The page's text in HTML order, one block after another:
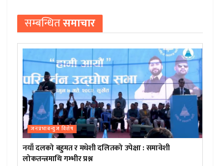
सम्बन्धितसमाचार
जनप्रभाबन्युज विशेष
नयाँ दलको बहुमत र मधेशी दलितको उपेक्षा : समावेशी
लोकतन्त्रमाथि गम्भीर प्रश्न